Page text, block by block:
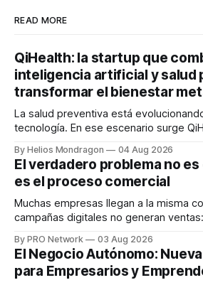
READ MORE
QiHealth: la startup que
inteligencia artificial y salud
transformar el bienestar
La salud preventiva está
tecnología. En ese escenario surge
dispositivos inteligentes, inteligencia
en tiempo real para ayudar a las
decisiones sobre su salud metabólica.
responder
By Helios Mondragon 04 Aug 2026
El verdadero problema no
es el proceso comercial
Muchas empresas llegan a la misma
campañas digitales no generan
INTERIUS, el problema suele estar en otro
una entrevista para el podcast SER
marketing digital explicó que
By PRO Network 03 Aug 2026
El Negocio Autónomo:
para Empresarios y